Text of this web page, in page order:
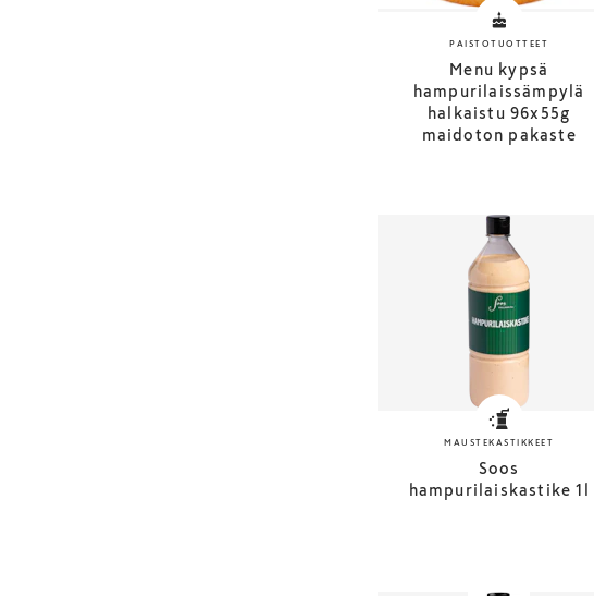
PAISTOTUOTTEET
Menu kypsä
hampurilaissämpylä
halkaistu 96x55g
maidoton pakaste
MAUSTEKASTIKKEET
Soos
hampurilaiskastike 1l